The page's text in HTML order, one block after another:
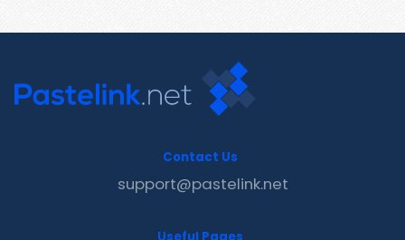
Contact Us
support@pastelink.net